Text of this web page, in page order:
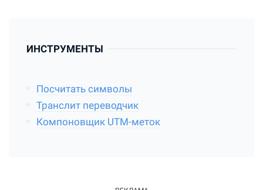
ИНСТРУМЕНТЫ
Посчитать символы
Транслит переводчик
Компоновщик UTM-меток